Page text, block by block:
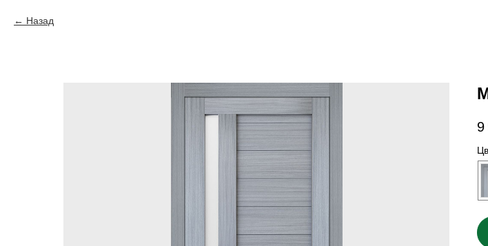
Назад
9